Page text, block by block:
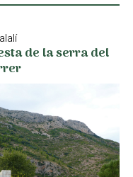
de la serra del